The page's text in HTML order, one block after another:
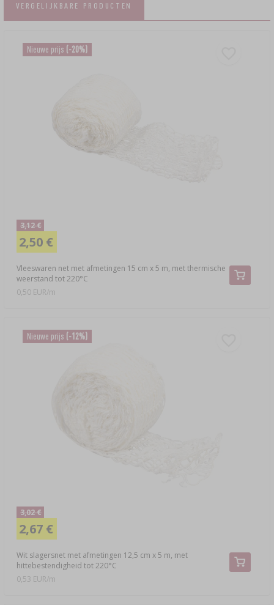
VERGELIJKBARE PRODUCTEN
Nieuwe prijs (-20%)
Vleeswaren net met afmetingen 15 cm x 5 m, met thermische
weerstand tot 220°C
3,12 €
2,50 €
0,50 EUR/m
Nieuwe prijs (-12%)
Wit slagersnet met afmetingen 12,5 cm x 5 m, met
hittebestendigheid tot 220°C
3,02 €
2,67 €
0,53 EUR/m